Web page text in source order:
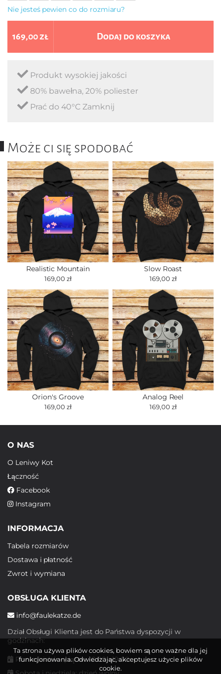
Nie jesteś pewien co do rozmiaru?
169,00 zł Dodaj do koszyka
Produkt wysokiej jakości
80% bawełna, 20% poliester
Prać do 40°C Zamknij
Może ci się spodobać
Realistic Mountain
169,00 zł
Slow Roast
169,00 zł
Orion's Groove
169,00 zł
Analog Reel
169,00 zł
O NAS
O Leniwy Kot
Łączność
Facebook
Instagram
INFORMACJA
Tabela rozmiarów
Dostawa i płatność
Zwrot i wymiana
OBSŁUGA KLIENTA
info@faulekatze.de
Dział Obsługi Klienta jest do Państwa dyspozycji w
godzinach:
Poniedziałek - piątek: 10:00 - 19:00
Ta strona używa plików cookies, bowiem są one ważne dla jej
funkcjonowania. Odwiedzając, akceptujesz użycie plików
cookie.